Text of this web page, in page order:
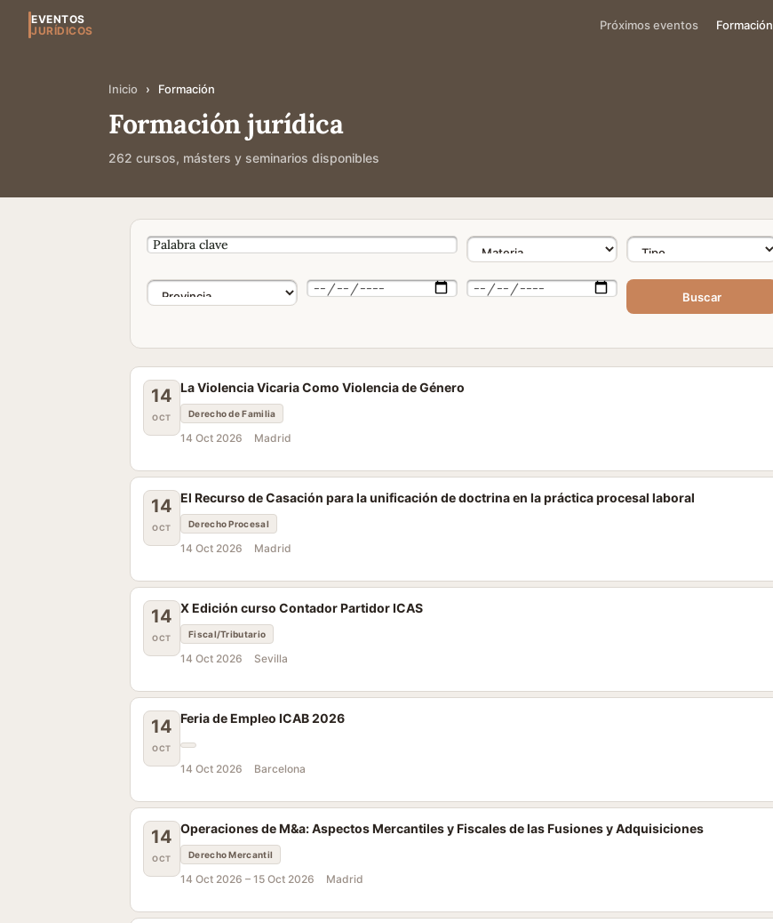
EVENTOS
JURÍDICOS
Próximos eventos Formación
Inicio › Formación
Formación jurídica
262 cursos, másters y seminarios disponibles
Buscar
14
OCT
La Violencia Vicaria Como Violencia de Género
Derecho de Familia
14 Oct 2026 Madrid
14
OCT
El Recurso de Casación para la unificación de doctrina en la práctica procesal laboral
Derecho Procesal
14 Oct 2026 Madrid
14
OCT
X Edición curso Contador Partidor ICAS
Fiscal/Tributario
14 Oct 2026 Sevilla
14
OCT
Feria de Empleo ICAB 2026
14 Oct 2026 Barcelona
14
OCT
Operaciones de M&a: Aspectos Mercantiles y Fiscales de las Fusiones y Adquisiciones
Derecho Mercantil
14 Oct 2026 – 15 Oct 2026 Madrid